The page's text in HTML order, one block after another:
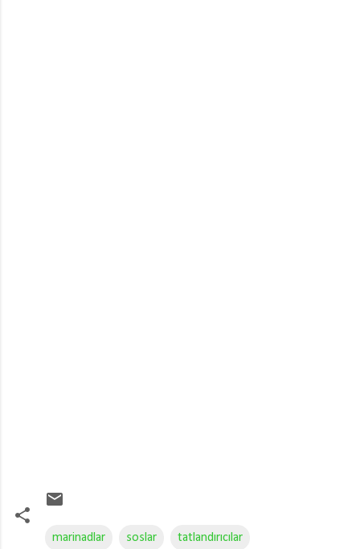
marinadlar soslar tatlandırıcılar